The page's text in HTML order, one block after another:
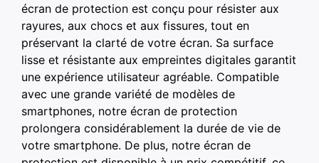
écran de protection est conçu pour résister aux
rayures, aux chocs et aux fissures, tout en
préservant la clarté de votre écran. Sa surface
lisse et résistante aux empreintes digitales garantit
une expérience utilisateur agréable. Compatible
avec une grande variété de modèles de
smartphones, notre écran de protection
prolongera considérablement la durée de vie de
votre smartphone. De plus, notre écran de